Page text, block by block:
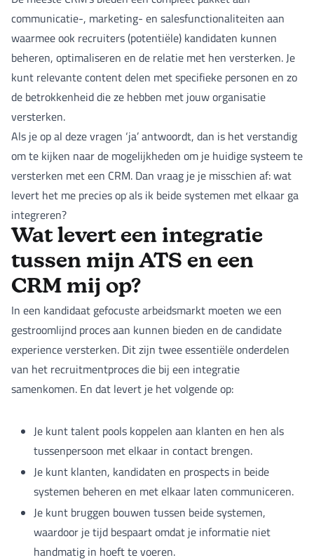
communicatie-, marketing- en salesfunctionaliteiten aan
waarmee ook recruiters (potentiële) kandidaten kunnen
beheren, optimaliseren en de relatie met hen versterken. Je
kunt relevante content delen met specifieke personen en zo
de betrokkenheid die ze hebben met jouw organisatie
versterken.
Als je op al deze vragen ‘ja’ antwoordt, dan is het verstandig
om te kijken naar de mogelijkheden om je huidige systeem te
versterken met een CRM. Dan vraag je je misschien af: wat
levert het me precies op als ik beide systemen met elkaar ga
integreren?
Wat levert een integratie
tussen mijn ATS en een
CRM mij op?
In een kandidaat gefocuste arbeidsmarkt moeten we een
gestroomlijnd proces aan kunnen bieden en de candidate
experience versterken. Dit zijn twee essentiële onderdelen
van het recruitmentproces die bij een integratie
samenkomen. En dat levert je het volgende op:
Je kunt talent pools koppelen aan klanten en hen als
tussenpersoon met elkaar in contact brengen.
Je kunt klanten, kandidaten en prospects in beide
systemen beheren en met elkaar laten communiceren.
Je kunt bruggen bouwen tussen beide systemen,
waardoor je tijd bespaart omdat je informatie niet
handmatig in hoeft te voeren.